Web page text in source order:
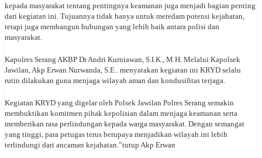
kepada masyarakat tentang pentingnya keamanan juga menjadi bagian penting
dari kegiatan ini. Tujuannya tidak hanya untuk meredam potensi kejahatan,
tetapi juga membangun hubungan yang lebih baik antara polisi dan
masyarakat.
Kapolres Serang AKBP Dr Andri Kurniawan, S.I.K., M.H. Melalui Kapolsek
Jawilan, Akp Erwan Nurwanda, S.E.. menyatakan kegiatan ini KRYD selalu
rutin dilakukan guna menjaga wilayah aman dan kondusifitas terjaga.
Kegiatan KRYD yang digelar oleh Polsek Jawilan Polres Serang semakin
membuktikan komitmen pihak kepolisian dalam menjaga keamanan serta
memberikan rasa perlindungan kepada warga masyarakat. Dengan semangat
yang tinggi, para petugas terus berupaya menjadikan wilayah ini lebih
terlindungi dari ancaman kejahatan.”tutup Akp Erwan